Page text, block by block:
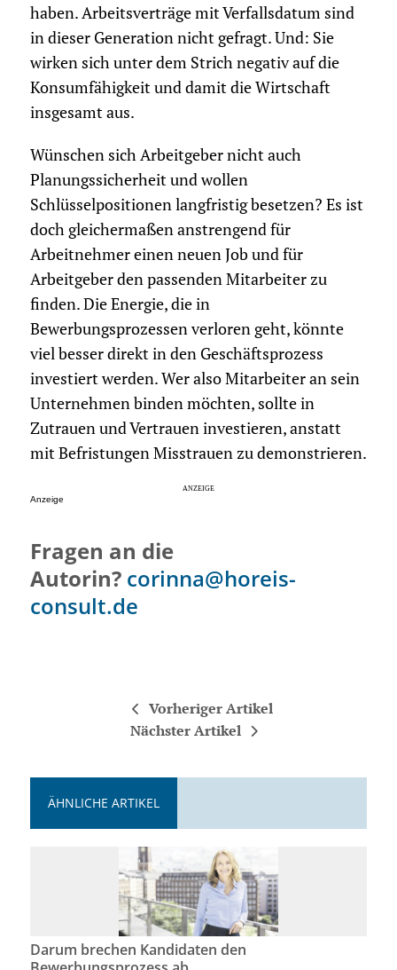
haben. Arbeitsverträge mit Verfallsdatum sind
in dieser Generation nicht gefragt. Und: Sie
wirken sich unter dem Strich negativ auf die
Konsumfähigkeit und damit die Wirtschaft
insgesamt aus.
Wünschen sich Arbeitgeber nicht auch
Planungssicherheit und wollen
Schlüsselpositionen langfristig besetzen? Es ist
doch gleichermaßen anstrengend für
Arbeitnehmer einen neuen Job und für
Arbeitgeber den passenden Mitarbeiter zu
finden. Die Energie, die in
Bewerbungsprozessen verloren geht, könnte
viel besser direkt in den Geschäftsprozess
investiert werden. Wer also Mitarbeiter an sein
Unternehmen binden möchten, sollte in
Zutrauen und Vertrauen investieren, anstatt
mit Befristungen Misstrauen zu demonstrieren.
Anzeige
Fragen an die
Autorin? corinna@horeis-
consult.de
Vorheriger Artikel
Nächster Artikel
ÄHNLICHE ARTIKEL
Darum brechen Kandidaten den